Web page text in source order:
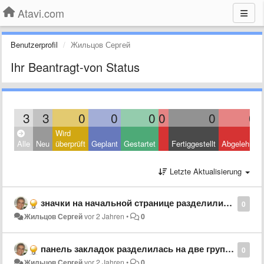
Atavi.com
Benutzerprofil Жильцов Сергей
Ihr Beantragt-von Status
3 3 0 0 0 0 0 0
Alle Neu
Wird
überprüft Geplant Gestartet Fertiggestellt Abgelehnt
Letzte Aktualisierung
0
значки на начальной странице разделились пополам. Не устранить. Помогите!
Жильцов Сергейvor 2 Jahren • 0
0
панель закладок разделилась на две группы